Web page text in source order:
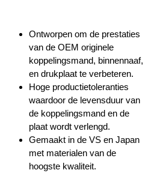
Ontworpen om de prestaties
van de OEM originele
koppelingsmand, binnennaaf,
en drukplaat te verbeteren.
Hoge productietoleranties
waardoor de levensduur van
de koppelingsmand en de
plaat wordt verlengd.
Gemaakt in de VS en Japan
met materialen van de
hoogste kwaliteit.